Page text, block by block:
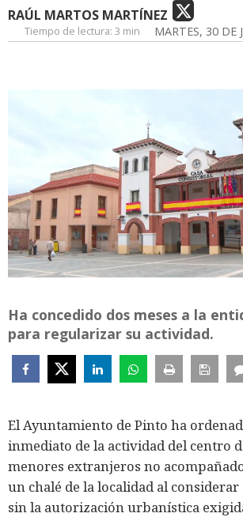
RAÚL MARTOS MARTÍNEZ
MARTES, 30 DE
Tiempo de lectura: 3 min
Ha concedido dos meses a la
para regularizar su actividad.
El Ayuntamiento de Pinto ha
inmediato de la actividad del centro
menores extranjeros no
un chalé de la localidad al
sin la autorización urbanística